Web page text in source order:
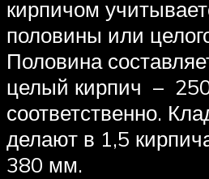
кирпичом
половины или
Половина
целый кирпич –
соответственно.
делают в 1,5
380 мм.